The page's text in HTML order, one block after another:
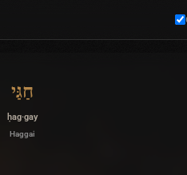
חַגַּי
ḥag·gay
Haggai